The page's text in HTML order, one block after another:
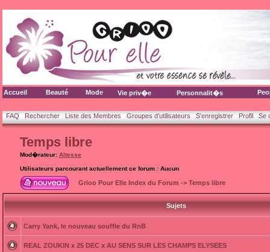
Accueil Beauté Mode Vie priv�e Personnalit�s
FAQ Rechercher Liste des Membres Groupes d'utilisateurs S'enregistrer Profil Se
Temps libre
Mod�rateur: Altesse
Utilisateurs parcourant actuellement ce forum : Aucun
Grioo Pour Elle Index du Forum -> Temps libre
Sujets
Carry Yank, le nouveau souffle du RnB
REAL ZOUKIN x 25 DEC x AU SENS SUR LES CHAMPS ELYSEES